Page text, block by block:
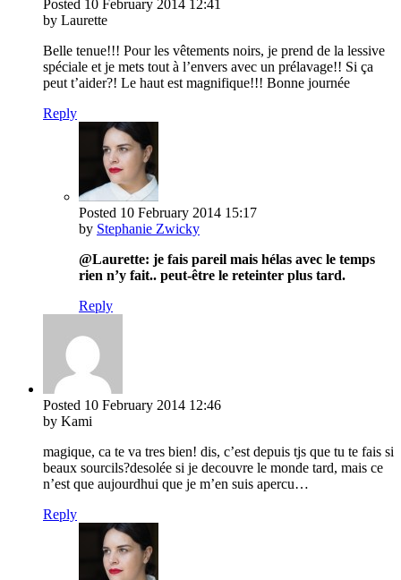
Posted 10 February 2014 12:41
by Laurette
Belle tenue!!! Pour les vêtements noirs, je prend de la lessive
spéciale et je mets tout à l’envers avec un prélavage!! Si ça
peut t’aider?! Le haut est magnifique!!! Bonne journée
Reply
Posted 10 February 2014 15:17
by Stephanie Zwicky
@Laurette: je fais pareil mais hélas avec le temps
rien n’y fait.. peut-être le reteinter plus tard.
Reply
Posted 10 February 2014 12:46
by Kami
magique, ca te va tres bien! dis, c’est depuis tjs que tu te fais si
beaux sourcils?desolée si je decouvre le monde tard, mais ce
n’est que aujourdhui que je m’en suis apercu…
Reply